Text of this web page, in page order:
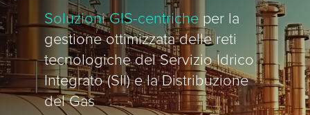
Soluzioni GIS-centriche per la
gestione ottimizzata delle reti
tecnologiche del Servizio Idrico
Integrato (SII) e la Distribuzione
del Gas